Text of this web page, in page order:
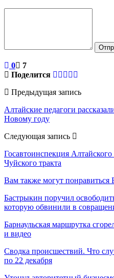
0
7
Поделится
Предыдущая запись
Алтайские педагоги
Новому году
Следующая запись
Госавтоинспекция
Чуйского тракта
Вам также могут понравиться
Бастрыкин поручил
которую обвинили в
Барнаульская маршрутка
и видео
Сводка происшествий. Что
по 22 декабря